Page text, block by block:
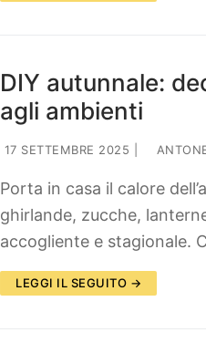
DIY autunnale:
agli ambienti
17 SETTEMBRE 2025
Porta in casa il calore
ghirlande, zucche,
accogliente e stagionale.
LEGGI IL SEGUITO →